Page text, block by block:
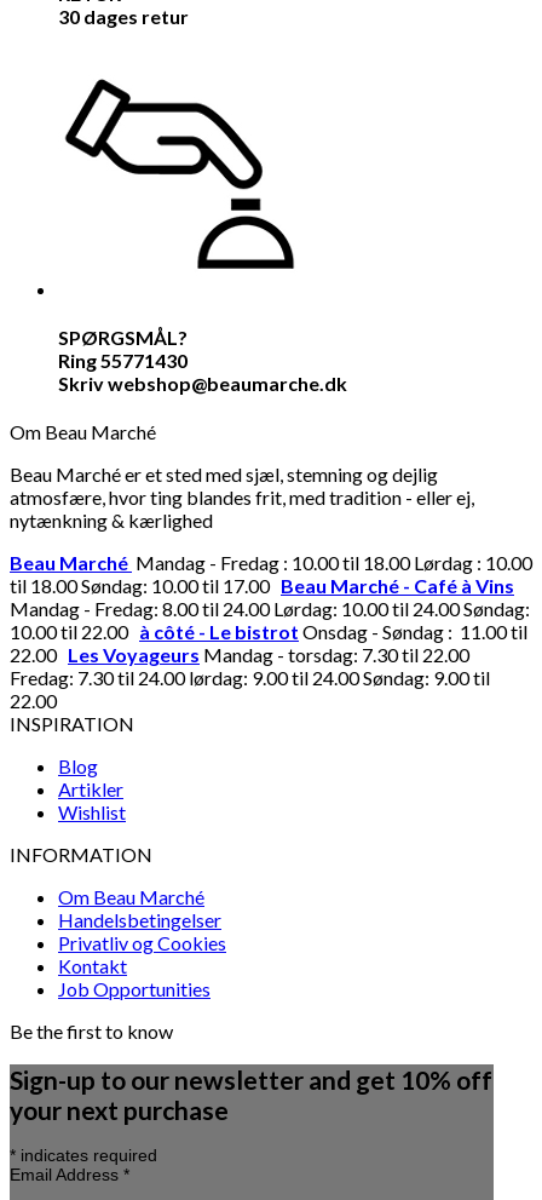
30 dages retur
SPØRGSMÅL?
Ring 55771430
Skriv webshop@beaumarche.dk
Om Beau Marché
Beau Marché er et sted med sjæl, stemning og dejlig
atmosfære, hvor ting blandes frit, med tradition - eller ej,
nytænkning & kærlighed
Beau Marché Mandag - Fredag : 10.00 til 18.00 Lørdag : 10.00
til 18.00 Søndag: 10.00 til 17.00 Beau Marché - Café à Vins
Mandag - Fredag: 8.00 til 24.00 Lørdag: 10.00 til 24.00 Søndag:
10.00 til 22.00 à côté - Le bistrot Onsdag - Søndag : 11.00 til
22.00 Les Voyageurs Mandag - torsdag: 7.30 til 22.00
Fredag: 7.30 til 24.00 lørdag: 9.00 til 24.00 Søndag: 9.00 til
22.00
INSPIRATION
Blog
Artikler
Wishlist
INFORMATION
Om Beau Marché
Handelsbetingelser
Privatliv og Cookies
Kontakt
Job Opportunities
Be the first to know
Sign-up to our newsletter and get 10% off
your next purchase
* indicates required
Email Address *